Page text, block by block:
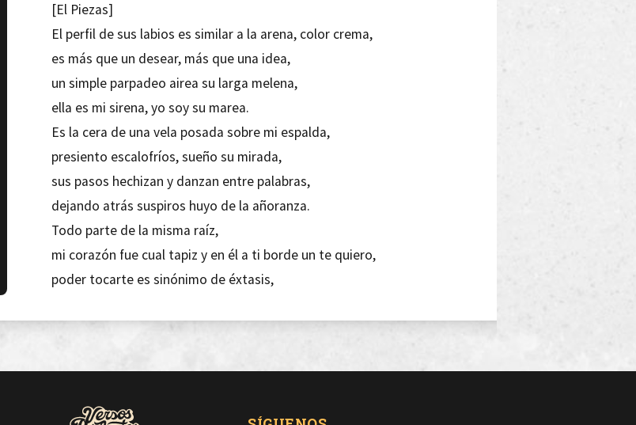
[El Piezas]
El perfil de sus labios es similar a la arena, color crema,
es más que un desear, más que una idea,
un simple parpadeo airea su larga melena,
ella es mi sirena, yo soy su marea.
Es la cera de una vela posada sobre mi espalda,
presiento escalofríos, sueño su mirada,
sus pasos hechizan y danzan entre palabras,
dejando atrás suspiros huyo de la añoranza.
Todo parte de la misma raíz,
mi corazón fue cual tapiz y en él a ti borde un te quiero,
poder tocarte es sinónimo de éxtasis,
Llévame donde la luz sea continua,
y déjame morir cansado adornando corazones.